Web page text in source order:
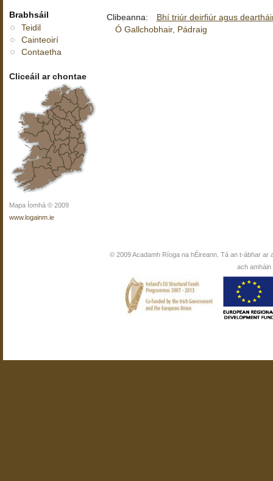
Brabhsáil
Teidil
Cainteoirí
Contaetha
Cliceáil ar chontae
Mapa Íomhá © 2009
www.logainm.ie
Clibeanna:
Bhí triúr deirfiúr agus
Ó Gallchobhair, Pádraig
© 2009 Acadamh Ríoga na hÉireann. Tá an t-ábhar ar
ach amháin